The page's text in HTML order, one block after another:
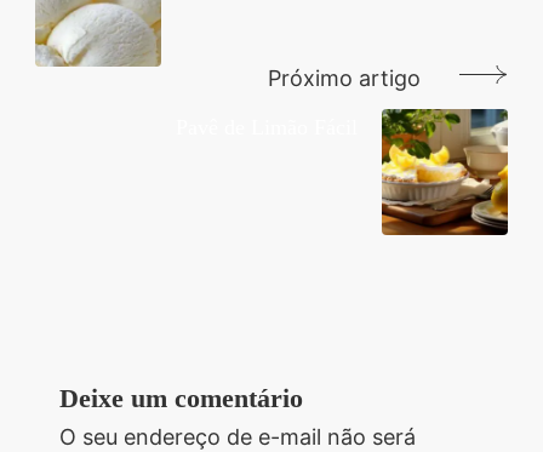
Próximo artigo
Deixe um comentário
O seu endereço de e-mail não será